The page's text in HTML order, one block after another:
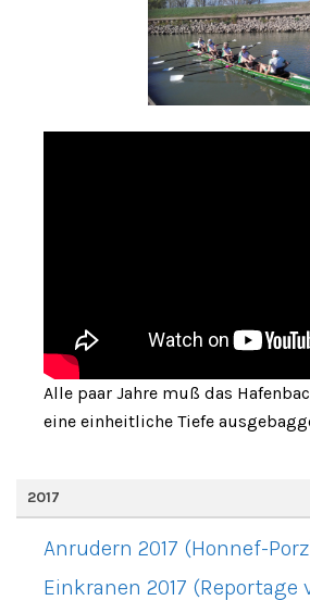
Alle paar Jahre muß das
eine einheitliche Tiefe
2017
Anrudern 2017 (Honnef-
Einkranen 2017 (Reportage